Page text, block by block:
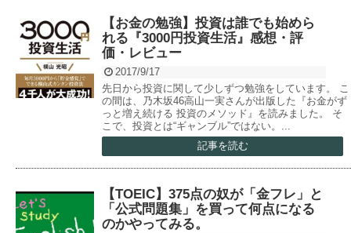
【お金の勉強】投資は誰でも始めら
れる『3000円投資生活』感想・評
価・レビュー
2017/9/17
先日から投資に関して少しずつ勉強をしています。 こ
の間は、乃木坂46高山一実さんが出版した『お金がず
っと増え続ける 投資のメソッド』を読みました。 そ
こで、投資とは“ギャンブル”ではない。...
記事を読む
【TOEIC】375点の奴が「金フレ」と
「公式問題集」を買って何点になる
のかやってみる。